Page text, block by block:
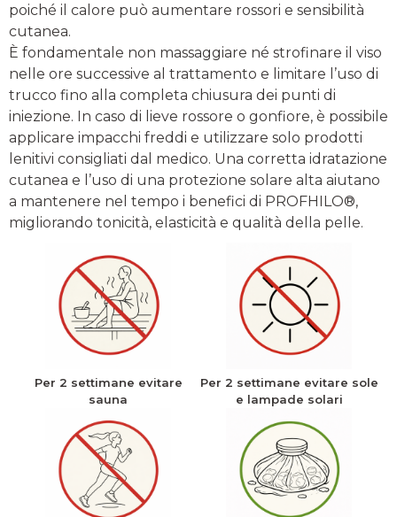
poiché il calore può aumentare rossori e sensibilità
cutanea.
È fondamentale non massaggiare né strofinare il viso
nelle ore successive al trattamento e limitare l’uso di
trucco fino alla completa chiusura dei punti di
iniezione. In caso di lieve rossore o gonfiore, è possibile
applicare impacchi freddi e utilizzare solo prodotti
lenitivi consigliati dal medico. Una corretta idratazione
cutanea e l’uso di una protezione solare alta aiutano
a mantenere nel tempo i benefici di PROFHILO®,
migliorando tonicità, elasticità e qualità della pelle.
Per 2 settimane evitare
sauna
Per 2 settimane evitare sole
e lampade solari